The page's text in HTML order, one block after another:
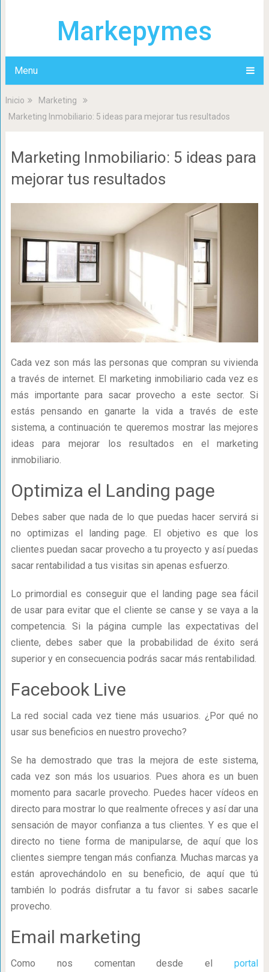
Markepymes
Menu
Inicio
Marketing
Marketing Inmobiliario: 5 ideas para mejorar tus resultados
Marketing Inmobiliario: 5 ideas para
mejorar tus resultados
Cada vez son más las personas que compran su vivienda
a través de internet. El marketing inmobiliario cada vez es
más importante para sacar provecho a este sector. Si
estás pensando en ganarte la vida a través de este
sistema, a continuación te queremos mostrar las mejores
ideas para mejorar los resultados en el marketing
inmobiliario.
Optimiza el Landing page
Debes saber que nada de lo que puedas hacer servirá si
no optimizas el landing page. El objetivo es que los
clientes puedan sacar provecho a tu proyecto y así puedas
sacar rentabilidad a tus visitas sin apenas esfuerzo.
Lo primordial es conseguir que el landing page sea fácil
de usar para evitar que el cliente se canse y se vaya a la
competencia. Si la página cumple las expectativas del
cliente, debes saber que la probabilidad de éxito será
superior y en consecuencia podrás sacar más rentabilidad.
Facebook Live
La red social cada vez tiene más usuarios. ¿Por qué no
usar sus beneficios en nuestro provecho?
Se ha demostrado que tras la mejora de este sistema,
cada vez son más los usuarios. Pues ahora es un buen
momento para sacarle provecho. Puedes hacer vídeos en
directo para mostrar lo que realmente ofreces y así dar una
sensación de mayor confianza a tus clientes. Y es que el
directo no tiene forma de manipularse, de aquí que los
clientes siempre tengan más confianza. Muchas marcas ya
están aprovechándolo en su beneficio, de aquí que tú
también lo podrás disfrutar a tu favor si sabes sacarle
provecho.
Email marketing
Como nos comentan desde elportal